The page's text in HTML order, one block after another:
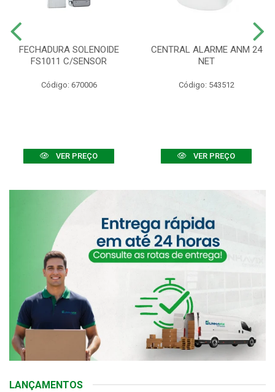
FECHADURA SOLENOIDE
FS1011 C/SENSOR
Código: 670006
VER PREÇO
CENTRAL ALARME ANM 24
NET
Código: 543512
VER PREÇO
LANÇAMENTOS